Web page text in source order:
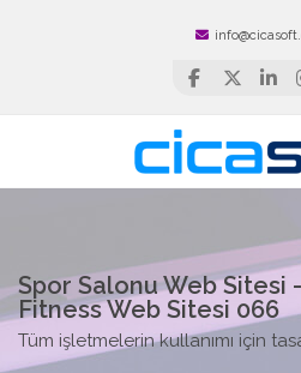
Spor Salonu Web Sitesi
Fitness Web Sitesi 066
Tüm işletmelerin kullanımı için